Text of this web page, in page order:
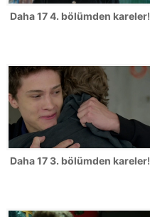
Daha 17 4. bölümden kareler!
Daha 17 3. bölümden kareler!